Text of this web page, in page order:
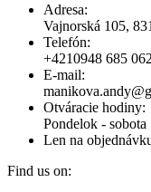
Adresa:
Vajnorská 105,
Telefón:
+4210948 685 062
E-mail:
Otváracie hodiny:
Pondelok - sobota
Len na
Find us on: